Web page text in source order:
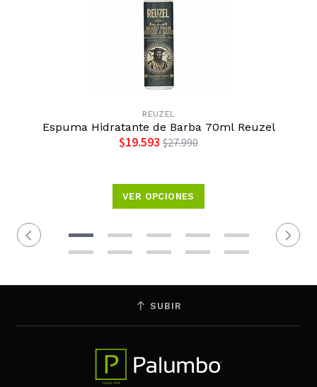
REUZEL
Espuma Hidratante de Barba 70ml Reuzel
$19.593 $27.990
VER OPCIONES
SUBIR